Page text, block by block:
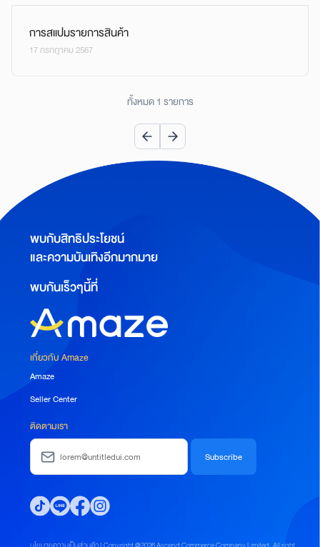
การสแปมรายการสินค้า
17 กรกฎาคม 2567
ทั้งหมด 1 รายการ
พบกับสิทธิประโยชน์
และความบันเทิงอีกมากมาย
พบกันเร็วๆนี้ที่
เกี่ยวกับ Amaze
Amaze
Seller Center
ติดตามเรา